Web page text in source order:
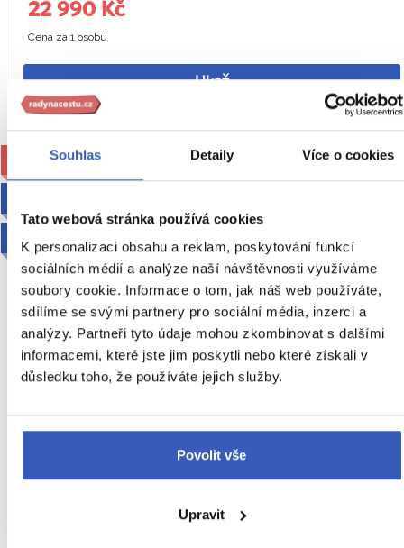
Souhlas Detaily Více o cookies
Tato webová stránka používá cookies
K personalizaci obsahu a reklam, poskytování funkcí
sociálních médií a analýze naší návštěvnosti využíváme
soubory cookie. Informace o tom, jak náš web používáte,
sdílíme se svými partnery pro sociální média, inzerci a
analýzy. Partneři tyto údaje mohou zkombinovat s dalšími
informacemi, které jste jim poskytli nebo které získali v
důsledku toho, že používáte jejich služby.
Povolit vše
Upravit
22 990 Kč
Cena za 1 osobu
Ukaž
FOTOREPORTÁŽ Martina Šimka
2027
To nejlepší z Londýna + HARRY
POTTER
HOTEL V LONDÝNĚ